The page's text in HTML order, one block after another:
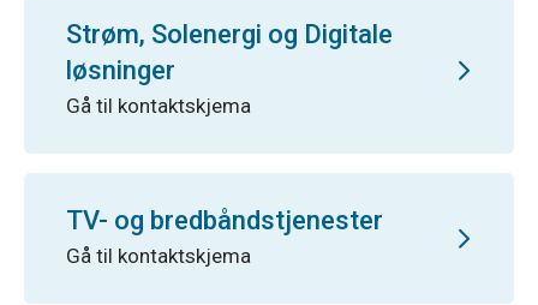
Strøm, Solenergi og Digitale
løsninger
Gå til kontaktskjema
TV- og bredbåndstjenester
Gå til kontaktskjema